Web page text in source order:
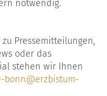
notwendig.
Pressemitteilungen,
oder das
stehen wir Ihnen
bonn@erzbistum-